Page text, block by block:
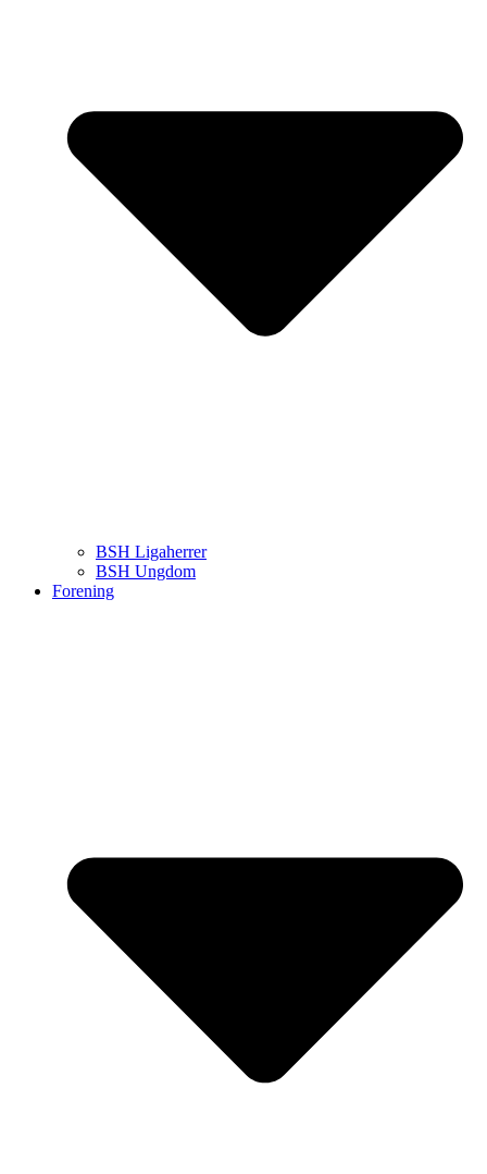
BSH Ligaherrer
BSH Ungdom
Forening